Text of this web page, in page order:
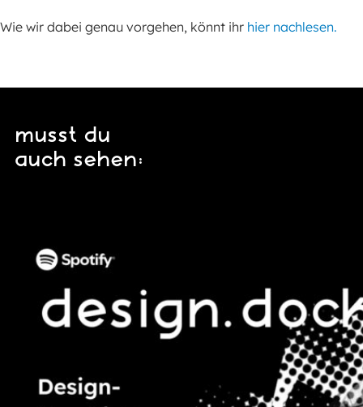
Wie wir dabei genau vorgehen, könnt ihr hier nachlesen.
musst du
auch sehen: